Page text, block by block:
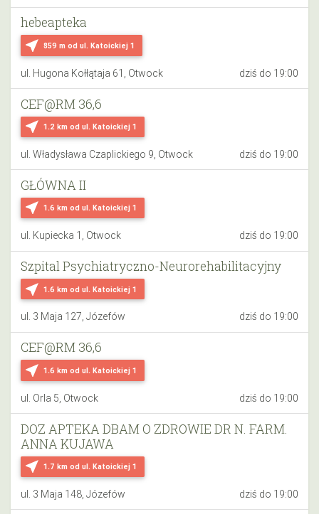
near_me 859 m od ul. Katoickiej 1
hebeapteka
ul. Hugona Kołłątaja 61, Otwock dziś do 19:00
near_me 1.2 km od ul. Katoickiej 1
CEF@RM 36,6
ul. Władysława Czaplickiego 9, Otwock dziś do 19:00
near_me 1.6 km od ul. Katoickiej 1
GŁÓWNA II
ul. Kupiecka 1, Otwock dziś do 19:00
near_me 1.6 km od ul. Katoickiej 1
Szpital Psychiatryczno-Neurorehabilitacyjny
ul. 3 Maja 127, Józefów dziś do 19:00
near_me 1.6 km od ul. Katoickiej 1
CEF@RM 36,6
ul. Orla 5, Otwock dziś do 19:00
near_me 1.7 km od ul. Katoickiej 1
DOZ APTEKA DBAM O ZDROWIE DR N. FARM.
ANNA KUJAWA
ul. 3 Maja 148, Józefów dziś do 19:00